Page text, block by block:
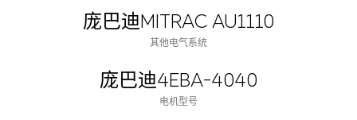
庞巴迪MITRAC AU1110
其他电气系统
庞巴迪4EBA-4040
电机型号